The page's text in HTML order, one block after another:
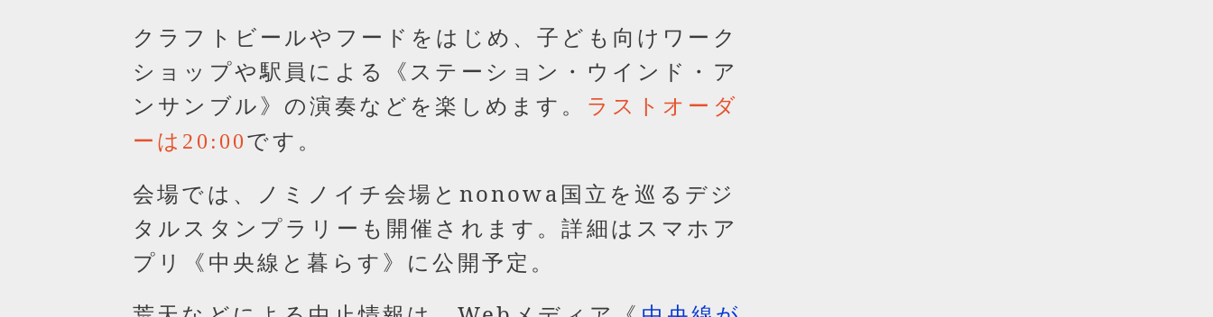
クラフトビールやフードをはじめ、子ども向けワーク
ショップや駅員による《ステーション・ウインド・ア
ンサンブル》の演奏などを楽しめます。
ラストオーダ
ーは20:00です。
会場では、ノミノイチ会場とnonowa国立を巡るデジ
タルスタンプラリーも開催されます。詳細はスマホア
プリ《中央線と暮らす》に公開予定。